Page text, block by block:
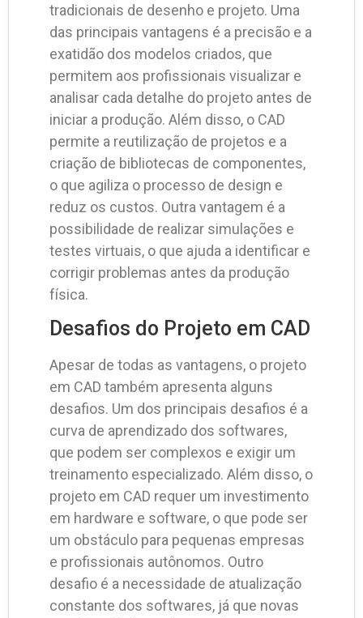
tradicionais de desenho e projeto. Uma
das principais vantagens é a precisão e a
exatidão dos modelos criados, que
permitem aos profissionais visualizar e
analisar cada detalhe do projeto antes de
iniciar a produção. Além disso, o CAD
permite a reutilização de projetos e a
criação de bibliotecas de componentes,
o que agiliza o processo de design e
reduz os custos. Outra vantagem é a
possibilidade de realizar simulações e
testes virtuais, o que ajuda a identificar e
corrigir problemas antes da produção
física.
Desafios do Projeto em CAD
Apesar de todas as vantagens, o projeto
em CAD também apresenta alguns
desafios. Um dos principais desafios é a
curva de aprendizado dos softwares,
que podem ser complexos e exigir um
treinamento especializado. Além disso, o
projeto em CAD requer um investimento
em hardware e software, o que pode ser
um obstáculo para pequenas empresas
e profissionais autônomos. Outro
desafio é a necessidade de atualização
constante dos softwares, já que novas